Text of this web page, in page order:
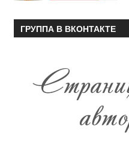
ГРУППА В ВКОНТАКТЕ